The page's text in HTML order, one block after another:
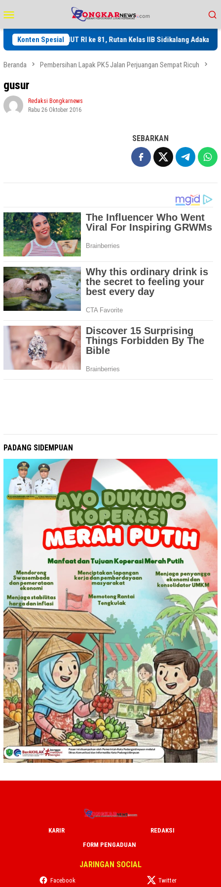
ke
kontenMobile
Konten Spesial
Perayaan HUT RI ke 81, Rutan Kelas IIB Sidikalang Adakan
Beranda Pembersihan Lapak PK5 Jalan Perjuangan Sempat Ricuh
gusur
Redaksi Bongkarnews
Rabu 26 Oktober 2016
SEBARKAN
PADANG SIDEMPUAN
KARIR
REDAKSI
FORM PENGADUAN
JARINGAN SOCIAL
Facebook Twitter